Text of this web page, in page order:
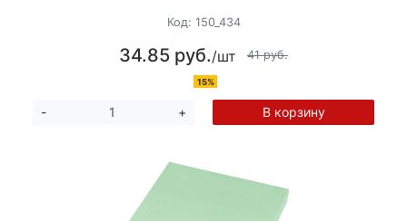
Код: 150_434
34.85 руб./шт 41 руб.
15%
- + В корзину